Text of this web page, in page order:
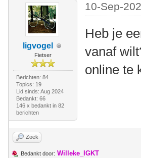
ligvogel
Fietser
Berichten: 84
Topics: 19
Lid sinds: Aug 2024
Bedankt: 66
146 x bedankt in 82
berichten
10-Sep-
Heb je
vanaf
online te
Zoek
Bedankt door: Willeke_IGKT